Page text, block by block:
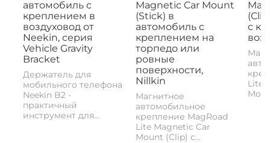
автомобиль с
креплением в
воздуховод от
Neekin, серия
Vehicle Gravity
Bracket
Держатель для
мобильного телефона
Neekin B2 -
практичный
инструмент для...
Magnetic Car Mount
(Stick) в
автомобиль с
креплением на
торпедо или
ровные
поверхности,
Nillkin
Магнитное
автомобильное
крепление MagRoad
Lite Magnetic Car
Mount (Clip) с...
с
Lite